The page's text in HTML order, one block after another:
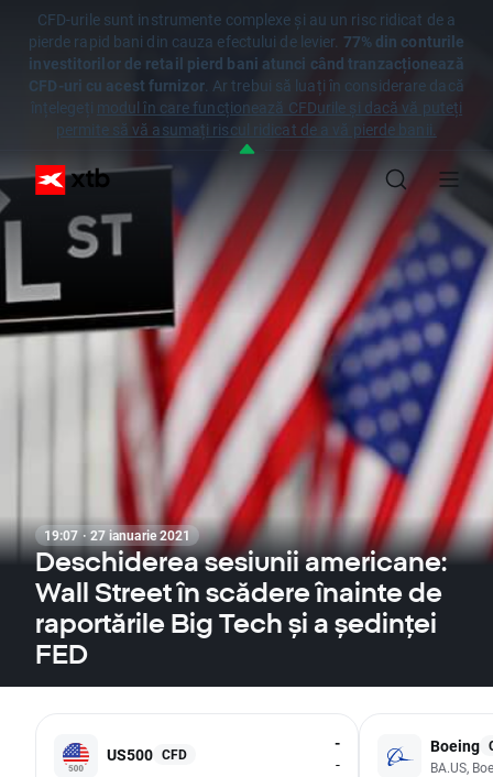
CFD-urile sunt instrumente complexe și au un risc ridicat de a
pierde rapid bani din cauza efectului de levier. 77% din conturile
investitorilor de retail pierd bani atunci când tranzacționează
CFD-uri cu acest furnizor. Ar trebui să luați în considerare dacă
înțelegeți modul în care funcționează CFDurile și dacă vă puteți
permite să vă asumați riscul ridicat de a vă pierde banii.
19:07 · 27 ianuarie 2021
Deschiderea sesiunii americane:
Wall Street în scădere înainte de
raportările Big Tech și a ședinței
FED
US500 CFD
-
-
Boeing
BA.US,